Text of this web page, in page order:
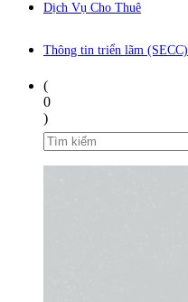
Dịch Vụ Cho Thuê
Thông tin triển lãm (SECC)
(
0
)